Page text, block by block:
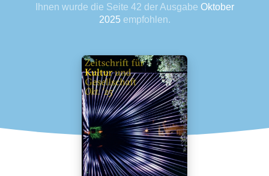
Ihnen wurde die Seite 42 der Ausgabe Oktober
2025 empfohlen.